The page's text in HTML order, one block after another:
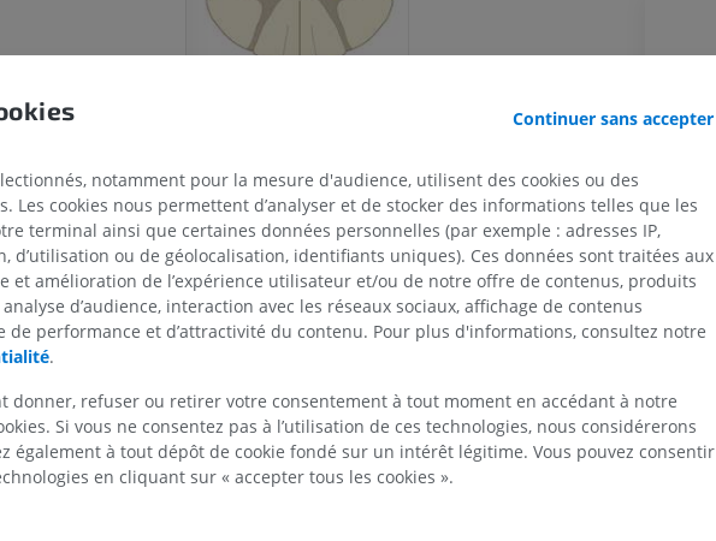
[1-8]
[1-12]
[1-5]
[1-5]
coccygiens [1-3]
IRM de l'épaule
IRM
PREMIUM
IRM du poignet
IRM
IRM du coude
IRM
PREMIUM
MEMBRE INFÉRIEUR
Illustrations
Radiographies du membre
inférieur
Radiographies
GRATUIT
IRM du membre inférieur
IRM de hanche
IRM
Continuer sans accepter
notamment pour la mesure d'audience, utilisent des cookies ou des
Les cookies nous permettent d’analyser et de stocker des informations telles que les
terminal ainsi que certaines données personnelles (par exemple : adresses IP,
d’utilisation ou de géolocalisation, identifiants uniques). Ces données sont traitées aux
et amélioration de l’expérience utilisateur et/ou de notre offre de contenus, produits
d’audience, interaction avec les réseaux sociaux, affichage de contenus
de performance et d’attractivité du contenu. Pour plus d'informations, consultez notre
.
donner, refuser ou retirer votre consentement à tout moment en accédant à notre
Si vous ne consentez pas à l’utilisation de ces technologies, nous considérerons
également à tout dépôt de cookie fondé sur un intérêt légitime. Vous pouvez consentir
en cliquant sur « accepter tous les cookies ».